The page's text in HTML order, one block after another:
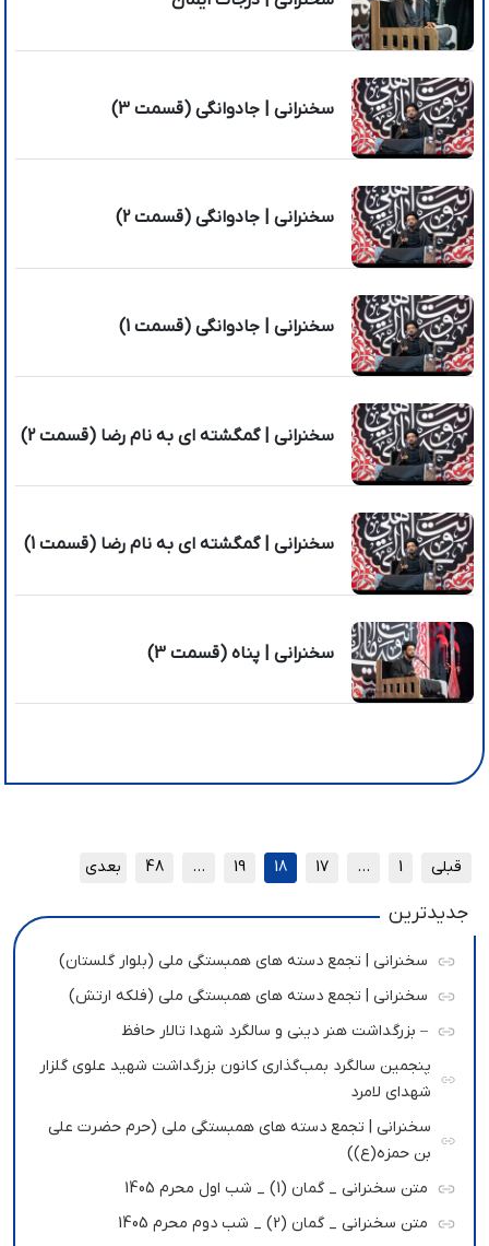
سخنرانی | جادوانگی (قسمت 3)
سخنرانی | جادوانگی (قسمت 2)
سخنرانی | جادوانگی (قسمت 1)
سخنرانی | گمگشته ای به نام رضا (قسمت 2)
سخنرانی | گمگشته ای به نام رضا (قسمت 1)
سخنرانی | پناه (قسمت 3)
قبلی 1
…
17
18
19
…
48 بعدی
جدیدترین
سخنرانی | تجمع دسته های همبستگی ملی (بلوار گلستان)
سخنرانی | تجمع دسته های همبستگی ملی (فلکه ارتش)
– بزرگداشت هنر دینی و سالگرد شهدا تالار حافظ
پنجمین سالگرد بمب‌گذاری کانون بزرگداشت شهید علوی گلزار
شهدای لامرد
سخنرانی | تجمع دسته های همبستگی ملی (حرم حضرت علی
بن حمزه(ع))
متن سخنرانی _ گمان (1) _ شب اول محرم 1405
متن سخنرانی _ گمان (2) _ شب دوم محرم 1405